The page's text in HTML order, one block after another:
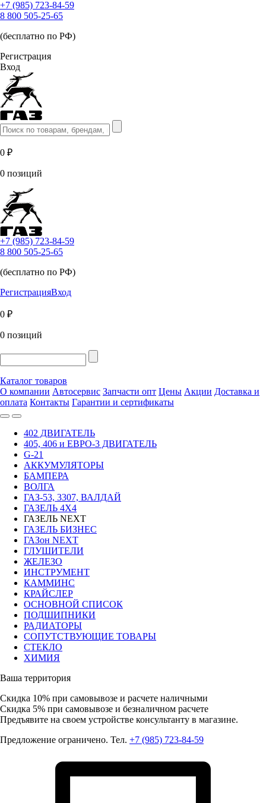
+7 (985) 723-84-59
8 800 505-25-65
(бесплатно по РФ)
Регистрация
Вход
0 ₽
0 позиций
+7 (985) 723-84-59
8 800 505-25-65
(бесплатно по РФ)
РегистрацияВход
0 ₽
0 позиций
Каталог товаров
О компании Автосервис Запчасти опт Цены Акции Доставка и
оплата Контакты Гарантии и сертификаты
402 ДВИГАТЕЛЬ
405, 406 и ЕВРО-3 ДВИГАТЕЛЬ
G-21
АККУМУЛЯТОРЫ
БАМПЕРА
ВОЛГА
ГАЗ-53, 3307, ВАЛДАЙ
ГАЗЕЛЬ 4Х4
ГАЗЕЛЬ NEXT
ГАЗЕЛЬ БИЗНЕС
ГАЗон NEXT
ГЛУШИТЕЛИ
ЖЕЛЕЗО
ИНСТРУМЕНТ
КАММИНС
КРАЙСЛЕР
ОСНОВНОЙ СПИСОК
ПОДШИПНИКИ
РАДИАТОРЫ
СОПУТСТВУЮЩИЕ ТОВАРЫ
СТЕКЛО
ХИМИЯ
Ваша территория
Скидка 10% при самовывозе и расчете наличными
Скидка 5% при самовывозе и безналичном расчете
Предъявите на своем устройстве консультанту в магазине.
Предложение ограничено. Тел. +7 (985) 723-84-59